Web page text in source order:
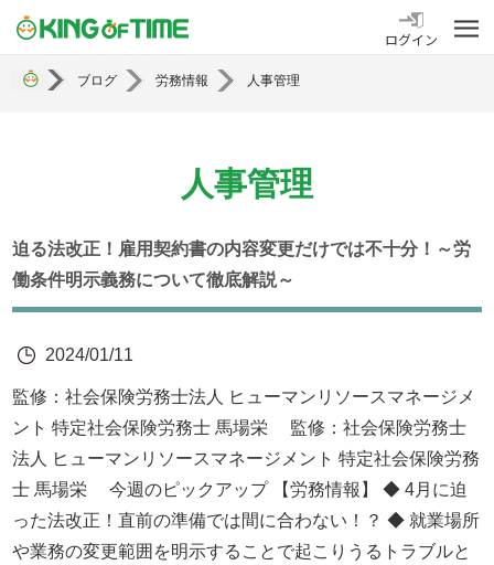
勤怠管理システム KING OF TIME
ログイン
ブログ 労務情報 人事管理
人事管理
迫る法改正！雇用契約書の内容変更だけでは不十分！～労
働条件明示義務について徹底解説～
2024/01/11
監修：社会保険労務士法人 ヒューマンリソースマネージメ
ント 特定社会保険労務士 馬場栄 監修：社会保険労務士
法人 ヒューマンリソースマネージメント 特定社会保険労務
士 馬場栄 今週のピックアップ 【労務情報】 ◆ 4月に迫
った法改正！直前の準備では間に合わない！？ ◆ 就業場所
や業務の変更範囲を明示することで起こりうるトラブルと